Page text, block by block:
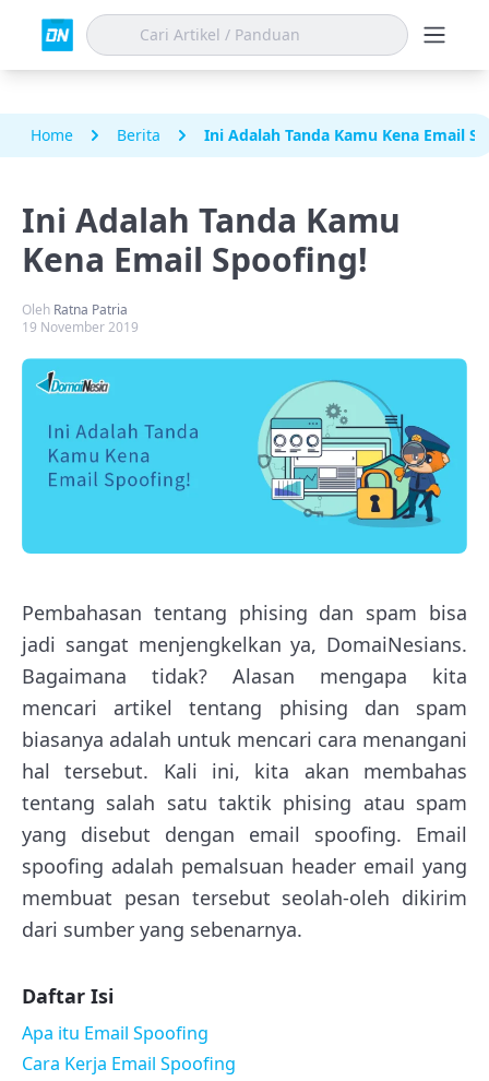
Home Berita Ini Adalah Tanda Kamu Kena Email
Ini Adalah Tanda Kamu
Kena Email Spoofing!
Oleh Ratna Patria
19 November 2019
Pembahasan tentang phising dan spam bisa
jadi sangat menjengkelkan ya, DomaiNesians.
Bagaimana tidak? Alasan mengapa kita
mencari artikel tentang phising dan spam
biasanya adalah untuk mencari cara menangani
hal tersebut. Kali ini, kita akan membahas
tentang salah satu taktik phising atau spam
yang disebut dengan email spoofing. Email
spoofing adalah pemalsuan header email yang
membuat pesan tersebut seolah-oleh dikirim
dari sumber yang sebenarnya.
Daftar Isi
Apa itu Email Spoofing
Cara Kerja Email Spoofing